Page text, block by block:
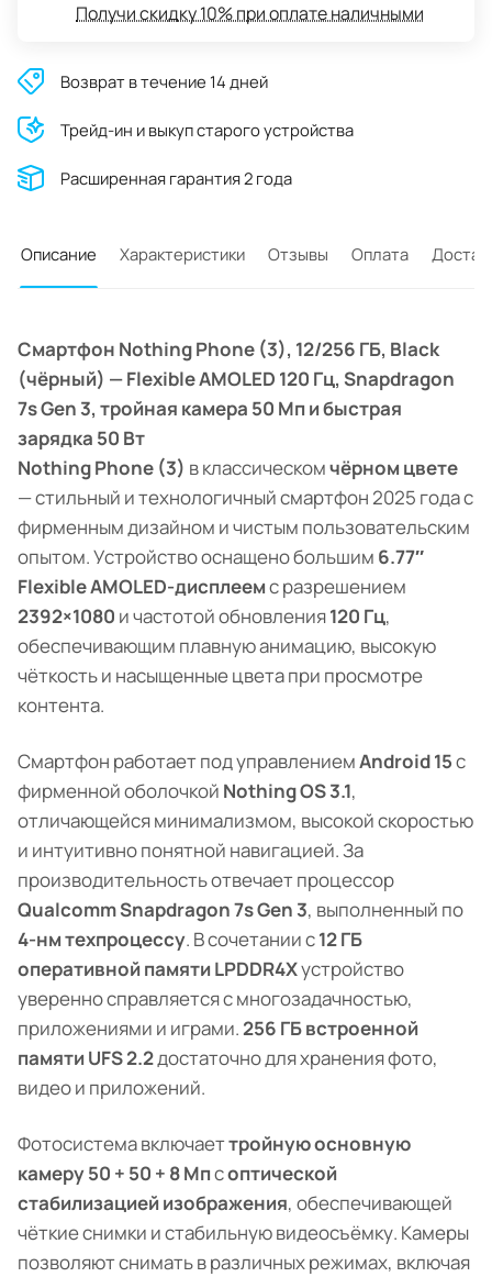
Получи скидку 10% при оплате наличными
Возврат в течение 14 дней
Трейд-ин и выкуп старого устройства
Расширенная гарантия 2 года
Описание Характеристики Отзывы Оплата
Смартфон Nothing Phone (3), 12/256 ГБ, Black
(чёрный) — Flexible AMOLED 120 Гц, Snapdragon
7s Gen 3, тройная камера 50 Мп и быстрая
зарядка 50 Вт
Nothing Phone (3) в классическомчёрном цвете
— стильный и технологичный смартфон 2025 года с
фирменным дизайном и чистым пользовательским
опытом. Устройство оснащено большим 6.77″
Flexible AMOLED-дисплеемс разрешением
2392×1080 и частотой обновления120 Гц,
обеспечивающим плавную анимацию, высокую
чёткость и насыщенные цвета при просмотре
контента.
Смартфон работает под управлениемAndroid 15с
фирменной оболочкой Nothing OS 3.1,
отличающейся минимализмом, высокой скоростью
и интуитивно понятной навигацией. За
производительность отвечает процессор
Qualcomm Snapdragon 7s Gen 3, выполненный по
4-нм техпроцессу. В сочетании с12 ГБ
оперативной памяти LPDDR4Xустройство
уверенно справляется с многозадачностью,
приложениями и играми.256 ГБ встроенной
памяти UFS 2.2достаточно для хранения фото,
видео и приложений.
Фотосистема включаеттройную основную
камеру 50 + 50 + 8 Мпсоптической
стабилизацией изображения, обеспечивающей
чёткие снимки и стабильную видеосъёмку. Камеры
позволяют снимать в различных режимах, включая